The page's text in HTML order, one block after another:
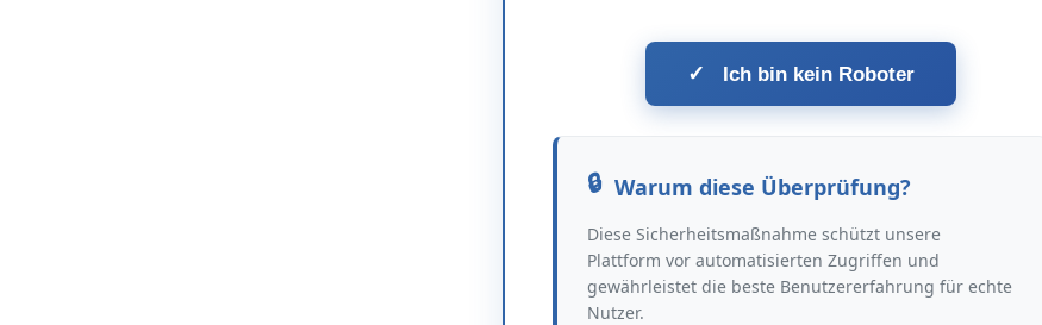
✓ Ich bin kein Roboter
Warum diese Überprüfung?
Diese Sicherheitsmaßnahme schützt unsere
Plattform vor automatisierten Zugriffen und
gewährleistet die beste Benutzererfahrung für echte
Nutzer.